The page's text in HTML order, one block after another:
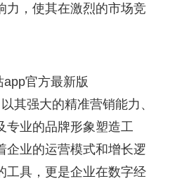
力，使其在激烈的市场竞
官方最新版
其强大的精准营销能力、
专业的品牌形象塑造工
企业的运营模式和增长逻
工具，更是企业在数字经